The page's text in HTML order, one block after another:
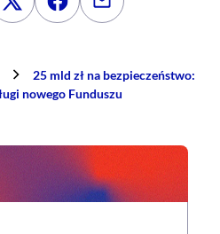
na LinkedIn
Udostępnij na Twitterze
Udostępnij na
Udostępnij
25 mld zł na bezpieczeństwo:
nowego Funduszu